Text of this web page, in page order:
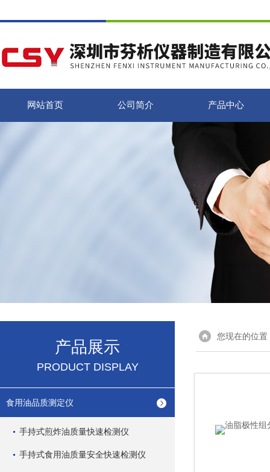
网站首页 公司简介 产品中心
产品展示
PRODUCT DISPLAY
食用油品质测定仪
手持式煎炸油质量快速检测仪
手持式食用油质量安全快速检测仪
您现在的位置